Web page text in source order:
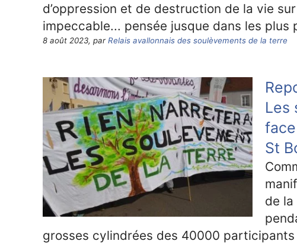
d’oppression et de destruction de la vie
impeccable... pensée jusque dans les plus
8 août 2023, par Relais avallonnais des soulèvements de la terre
Les
St
de
grosses cylindrées des 40000